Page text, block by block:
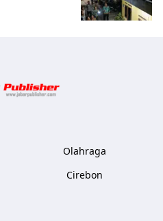
Olahraga
Cirebon